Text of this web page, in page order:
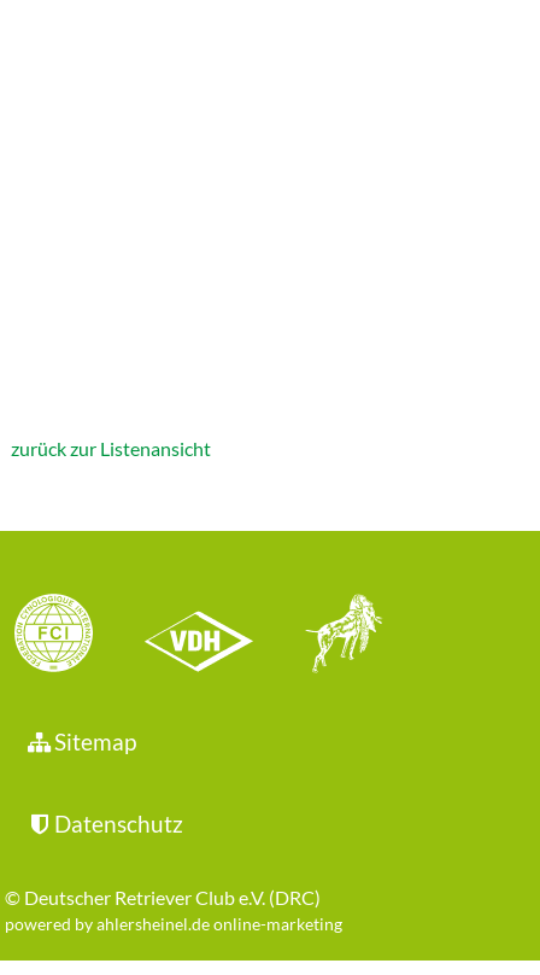
zurück zur Listenansicht
Sitemap
Datenschutz
© Deutscher Retriever Club e.V. (DRC)
powered by ahlersheinel.de online-marketing